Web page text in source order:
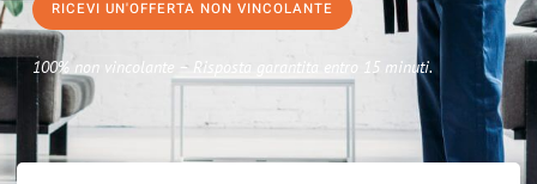
RICEVI UN'OFFERTA NON VINCOLANTE
100% non vincolante – Risposta garantita entro 15 minuti.